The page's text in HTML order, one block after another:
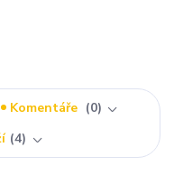
Komentáře
0
4